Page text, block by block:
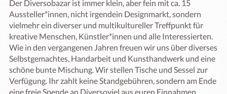
Der Diversobazar ist immer klein, aber fein mit ca. 15
Aussteller*innen, nicht irgendein Designmarkt, sondern
vielmehr ein diverser und multikultureller Treffpunkt für
kreative Menschen, Künstler*innen und alle Interessierten.
Wie in den vergangenen Jahren freuen wir uns über diverses
Selbstgemachtes, Handarbeit und Kunsthandwerk und eine
schöne bunte Mischung. Wir stellen Tische und Sessel zur
Verfügung. Ihr zahlt keine Standgebühren, sondern am Ende
eine freie Spende an Diversoviel aus euren Einnahmen.